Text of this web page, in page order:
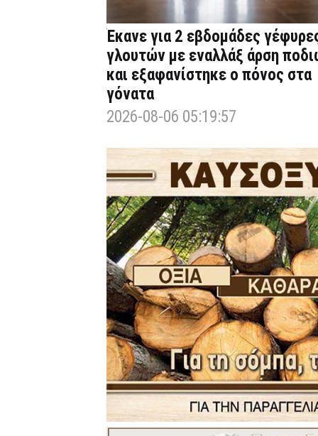
Έκανε για 2 εβδομάδες
γλουτών με εναλλάξ άρση
και εξαφανίστηκε ο πόνος στα
γόνατα
2026-08-06 05:19:57